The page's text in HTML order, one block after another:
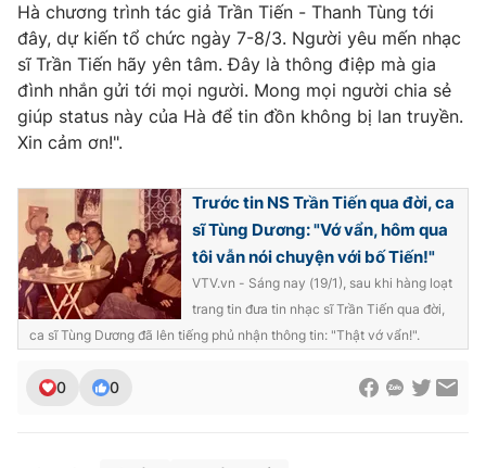
Photo Infographic
Video Shorts video
VTV Money
VTV Sức khoẻ Bất động sản
Thị trường 24h Tấm lòng Việt
VTV4 Vươn mình bằng AI
VTV9
Hà chương trình tác giả Trần Tiến - Thanh Tùng tới
đây, dự kiến tổ chức ngày 7-8/3. Người yêu mến nhạc
sĩ Trần Tiến hãy yên tâm. Đây là thông điệp mà gia
đình nhắn gửi tới mọi người. Mong mọi người chia sẻ
giúp status này của Hà để tin đồn không bị lan truyền.
Xin cảm ơn!".
Trước tin NS Trần Tiến qua đời, ca
sĩ Tùng Dương: "Vớ vẩn, hôm qua
tôi vẫn nói chuyện với bố Tiến!"
VTV.vn - Sáng nay (19/1), sau khi hàng loạt
trang tin đưa tin nhạc sĩ Trần Tiến qua đời,
ca sĩ Tùng Dương đã lên tiếng phủ nhận thông tin: "Thật vớ vẩn!".
0 0